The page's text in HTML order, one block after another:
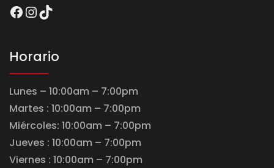
Facebook
Instagram
TikTok
Horario
Lunes – 10:00am – 7:00pm
Martes : 10:00am – 7:00pm
Miércoles: 10:00am – 7:00pm
Jueves : 10:00am – 7:00pm
Viernes : 10:00am – 7:00pm